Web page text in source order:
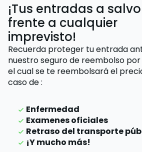
¡Tus entradas a salvo
frente a cualquier
imprevisto!
Recuerda proteger tu entrada
nuestro seguro de reembolso
el cual se te reembolsará el
caso de:
Enfermedad
Examenes oficiales
Retraso del transporte
¡Y mucho más!